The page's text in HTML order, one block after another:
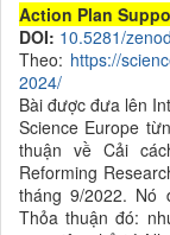
Action Plan
DOI: 10.5281/
Theo: https://
2024/
Bài được đưa lên
Science Europe
thuận về Cải
Reforming
tháng 9/2022. Nó
Thỏa thuận đó: